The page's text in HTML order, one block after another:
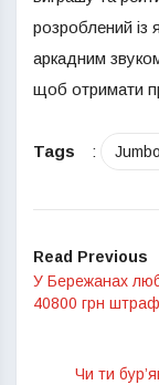
розроблений із
аркадним
щоб отримати
Tags :
Read Previous
У Бережанах
40800 грн
Чи ти